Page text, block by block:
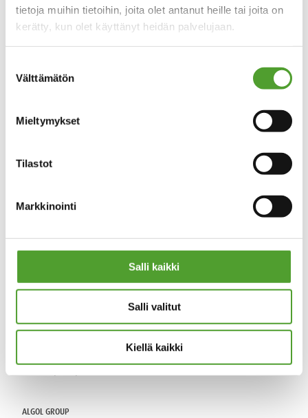
tietoja muihin tietoihin, joita olet antanut heille tai joita on
kerätty, kun olet käyttänyt heidän palvelujaan.
valinta
Välttämätön
Mieltymykset
Tilastot
Markkinointi
Salli kaikki
Salli valitut
Kiellä kaikki
Asiakaspalvelu
email algol-trehab@algol.fi
Evästeseloste
Huolto
algol-trehab@algol.fi
Kaikki yhteystiedot
ALGOL GROUP